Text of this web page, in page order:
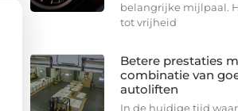
belangrijke mijlpaal.
tot vrijheid
Betere prestaties
combinatie van
autoliften
In de huidige tijd